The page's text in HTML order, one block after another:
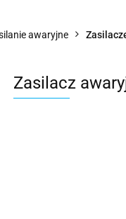
awaryjne
Zasilacz